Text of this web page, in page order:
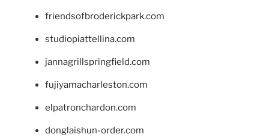
friendsofbroderickpark.com
studiopiattellina.com
jannagrillspringfield.com
fujiyamacharleston.com
elpatronchardon.com
donglaishun-order.com